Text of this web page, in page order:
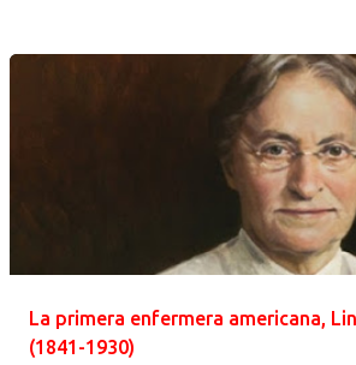
La primera enfermera americana,
(1841-1930)